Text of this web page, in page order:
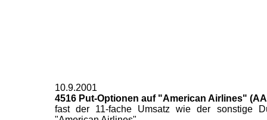
10.9.2001
4516 Put-Optionen auf "American Airlines"
fast der 11-fache Umsatz wie der sonstige